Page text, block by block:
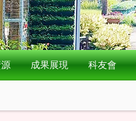
成果展現 科友會